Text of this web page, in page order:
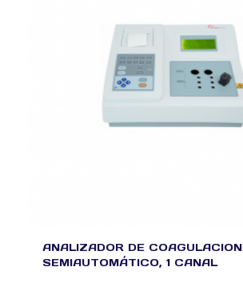
ANALIZADOR DE COAGULACION
SEMIAUTOMÁTICO, 1 CANAL